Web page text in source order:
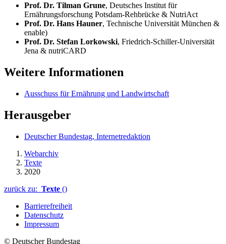
Prof. Dr. Tilman Grune, Deutsches Institut für
Ernährungsforschung Potsdam‐Rehbrücke & NutriAct
Prof. Dr. Hans Hauner, Technische Universität München &
enable)
Prof. Dr. Stefan Lorkowski, Friedrich‐Schiller‐Universität
Jena & nutriCARD
Weitere Informationen
Ausschuss für Ernährung und Landwirtschaft
Herausgeber
Deutscher Bundestag, Internetredaktion
Webarchiv
Texte
2020
zurück zu: Texte ()
Barrierefreiheit
Datenschutz
Impressum
© Deutscher Bundestag